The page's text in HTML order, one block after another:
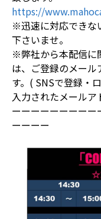
https://
※迅速に対応できな
下さいませ。
※弊社から本配信に
は、ご登録のメー
す。( SNSで登録・
入力されたメール
ーーーーーーーー
ーーーー